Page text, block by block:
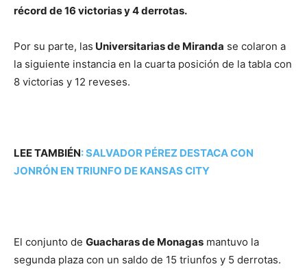
récord de 16 victorias y 4 derrotas.
Por su parte, las Universitarias de Miranda se colaron a
la siguiente instancia en la cuarta posición de la tabla con
8 victorias y 12 reveses.
LEE TAMBIÉN:SALVADOR PÉREZ DESTACA CON
JONRÓN EN TRIUNFO DE KANSAS CITY
El conjunto de Guacharas de Monagas mantuvo la
segunda plaza con un saldo de 15 triunfos y 5 derrotas.